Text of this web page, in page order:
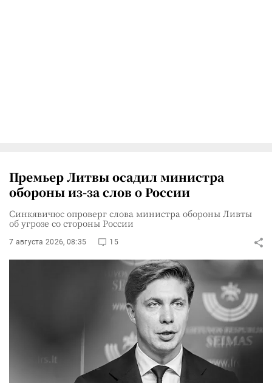
Премьер Литвы осадил министра
обороны из-за слов о России
Синкявичюс опроверг слова министра обороны Ливты
об угрозе со стороны России
7 августа 2026, 08:35 15